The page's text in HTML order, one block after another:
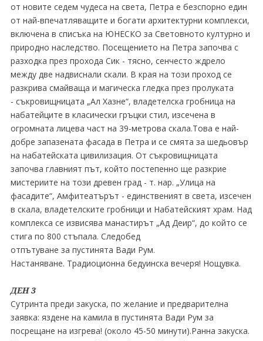
от новите седем чудеса на света, Петра е безспорно един
от най-впечатляващите и богати архитектурни комплекси,
включена в списъка на ЮНЕСКО за Световното културно и
природно наследство. Посещението на Петра започва с
разходка през прохода Сик - тясно, сенчесто ждрело
между две надвиснали скали. В края на този проход се
разкрива смайваща и магическа гледка през пролуката
- съкровищницата „Ал Хазне“, владетелска гробница на
набатейците в класически гръцки стил, изсечена в
огромната лицева част на 39-метрова скала.Това е най-
добре запазената фасада в Петра и се смята за шедьовър
на набатейската цивилизация. От съкровищницата
започва главният път, който постепенно ще разкрие
мистериите на този древен град - т. нар. „Улица на
фасадите“, Амфитеатърът - единственият в света, изсечен
в скала, владетелските гробници и Набатейският храм. Над
комплекса се извисява манастирът „Ад Деир“, до който се
стига по 800 стъпала. Следобед
отпътуване за пустинята Вади Рум.
Настаняване. Традиоционна бедуинска вечеря! Нощувка.
ДЕН 3
Сутринта преди закуска, по желание и предварителна
заявка: яздене на камила в пустинята Вади Рум за
посрещане на изгрева! (около 45-50 минути).Ранна закуска.